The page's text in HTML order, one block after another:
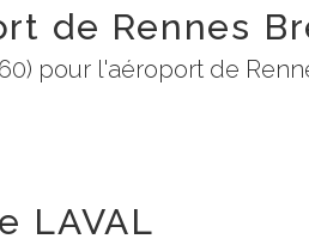
de Rennes
pour l'aéroport de
LAVAL